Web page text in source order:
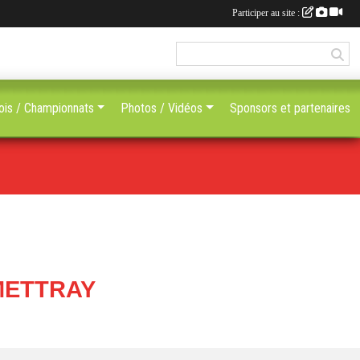
/ Championnats Photos / Vidéos Sponsors et partenaires
Participer au site :